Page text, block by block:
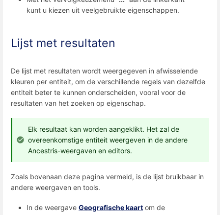
kunt u kiezen uit veelgebruikte eigenschappen.
Lijst met resultaten
De lijst met resultaten wordt weergegeven in afwisselende
kleuren per entiteit, om de verschillende regels van dezelfde
entiteit beter te kunnen onderscheiden, vooral voor de
resultaten van het zoeken op eigenschap.
Elk resultaat kan worden aangeklikt. Het zal de
overeenkomstige entiteit weergeven in de andere
Ancestris-weergaven en editors.
Zoals bovenaan deze pagina vermeld, is de lijst bruikbaar in
andere weergaven en tools.
In de weergave Geografische kaart om de